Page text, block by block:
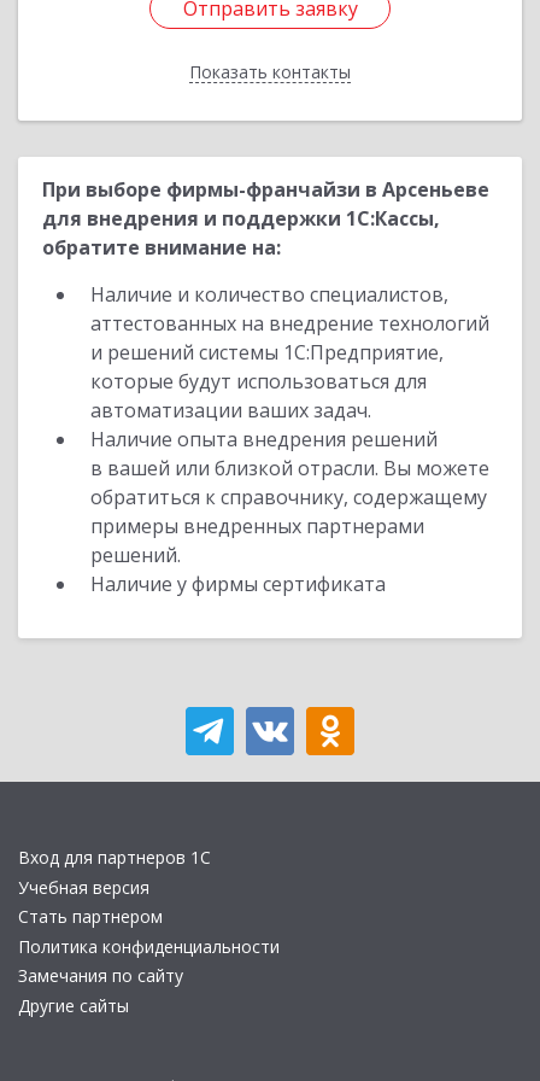
Отправить заявку
Показать контакты
Отправить заявку
Назад
При выборе фирмы-франчайзи в Арсеньеве
для внедрения и поддержки 1С:Кассы,
обратите внимание на:
Наличие и количество специалистов,
аттестованных на внедрение технологий
и решений системы 1С:Предприятие,
которые будут использоваться для
автоматизации ваших задач.
Наличие опыта внедрения решений
в вашей или близкой отрасли. Вы можете
обратиться к справочнику, содержащему
примеры внедренных партнерами
решений.
Наличие у фирмы сертификата
Вход для партнеров 1С
Учебная версия
Стать партнером
Политика конфиденциальности
Замечания по сайту
Другие сайты